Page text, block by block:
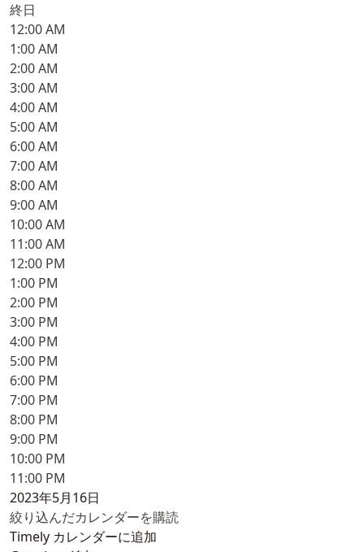
終日
12:00 AM
1:00 AM
2:00 AM
3:00 AM
4:00 AM
5:00 AM
6:00 AM
7:00 AM
8:00 AM
9:00 AM
10:00 AM
11:00 AM
12:00 PM
1:00 PM
2:00 PM
3:00 PM
4:00 PM
5:00 PM
6:00 PM
7:00 PM
8:00 PM
9:00 PM
10:00 PM
11:00 PM
2023年5月16日
絞り込んだカレンダーを購読
Timely カレンダーに追加